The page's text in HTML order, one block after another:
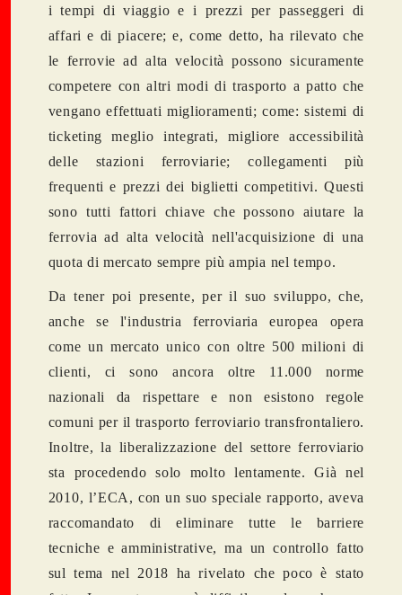
i tempi di viaggio e i prezzi per passeggeri di
affari e di piacere; e, come detto, ha rilevato che
le ferrovie ad alta velocità possono sicuramente
competere con altri modi di trasporto a patto che
vengano effettuati miglioramenti; come: sistemi di
ticketing meglio integrati, migliore accessibilità
delle stazioni ferroviarie; collegamenti più
frequenti e prezzi dei biglietti competitivi. Questi
sono tutti fattori chiave che possono aiutare la
ferrovia ad alta velocità nell'acquisizione di una
quota di mercato sempre più ampia nel tempo.
Da tener poi presente, per il suo sviluppo, che,
anche se l'industria ferroviaria europea opera
come un mercato unico con oltre 500 milioni di
clienti, ci sono ancora oltre 11.000 norme
nazionali da rispettare e non esistono regole
comuni per il trasporto ferroviario transfrontaliero.
Inoltre, la liberalizzazione del settore ferroviario
sta procedendo solo molto lentamente. Già nel
2010, l’ECA, con un suo speciale rapporto, aveva
raccomandato di eliminare tutte le barriere
tecniche e amministrative, ma un controllo fatto
sul tema nel 2018 ha rivelato che poco è stato